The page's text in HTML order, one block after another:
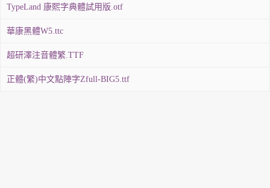
TypeLand 康熙字典體試用版.otf
華康黑體W5.ttc
超研澤注音體繁.TTF
正體(繁)中文點陣字Zfull-BIG5.ttf